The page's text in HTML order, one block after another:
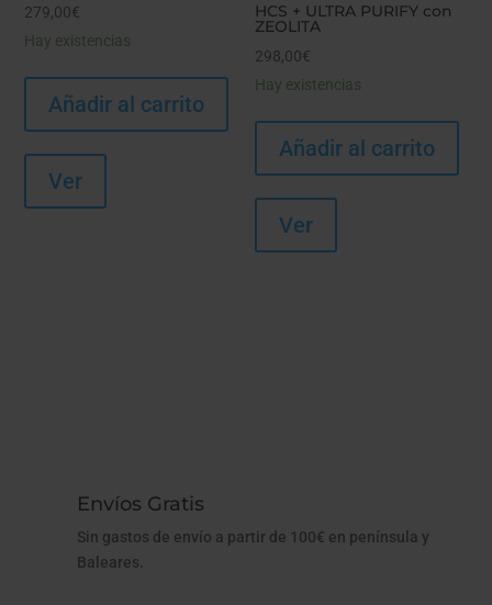
279,00€
Hay existencias
Añadir al carrito
Ver
HCS + ULTRA PURIFY con
ZEOLITA
298,00€
Hay existencias
Añadir al carrito
Ver
Envíos Gratis
Sin gastos de envío a partir de 100€ en península y
Baleares.